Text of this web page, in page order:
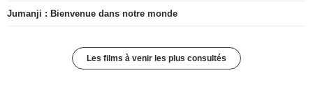
Jumanji : Bienvenue dans notre monde
Les films à venir les plus consultés